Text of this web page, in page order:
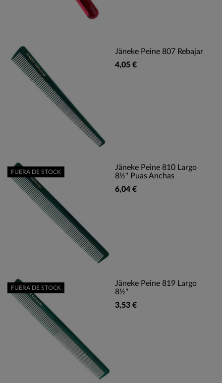
Jäneke Peine 807 Rebajar
4,05 €
Jäneke Peine 810 Largo
8½" Puas Anchas
6,04 €
FUERA DE STOCK
Jäneke Peine 819 Largo
8½"
3,53 €
FUERA DE STOCK